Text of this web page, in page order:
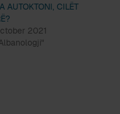
AUTOKTONI, CILËT
2021